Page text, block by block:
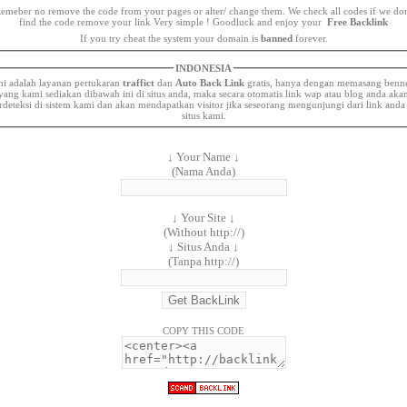
no remove the code from your pages or alter/ change them. We check all codes if we dont
find the code remove your link Very simple ! Goodluck and enjoy your Free Backlink
If you try cheat the system your domain is bannedforever.
INDONESIA
adalah layanan pertukaran traffictdan Auto Back Linkgratis, hanya dengan memasang
kami sediakan dibawah ini di situs anda, maka secara otomatis link wap atau blog anda
di sistem kami dan akan mendapatkan visitor jika seseorang mengunjungi dari link anda
situs kami.
↓ Your Name ↓
(Nama Anda)
↓ Your Site ↓
(Without http://)
↓ Situs Anda ↓
(Tanpa http://)
COPY THIS CODE